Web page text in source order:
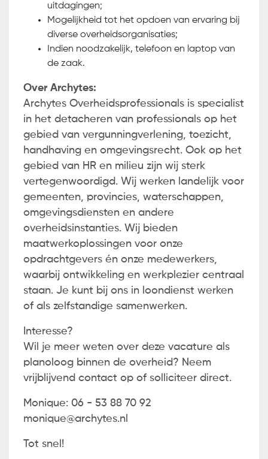
uitdagingen;
Mogelijkheid tot het opdoen van ervaring bij
diverse overheidsorganisaties;
Indien noodzakelijk, telefoon en laptop van
de zaak.
Over Archytes:
Archytes Overheidsprofessionals is specialist
in het detacheren van professionals op het
gebied van vergunningverlening, toezicht,
handhaving en omgevingsrecht. Ook op het
gebied van HR en milieu zijn wij sterk
vertegenwoordigd. Wij werken landelijk voor
gemeenten, provincies, waterschappen,
omgevingsdiensten en andere
overheidsinstanties. Wij bieden
maatwerkoplossingen voor onze
opdrachtgevers én onze medewerkers,
waarbij ontwikkeling en werkplezier centraal
staan. Je kunt bij ons in loondienst werken
of als zelfstandige samenwerken.
Interesse?
Wil je meer weten over deze vacature als
planoloog binnen de overheid? Neem
vrijblijvend contact op of solliciteer direct.
Monique: 06 - 53 88 70 92
monique@archytes.nl
Tot snel!